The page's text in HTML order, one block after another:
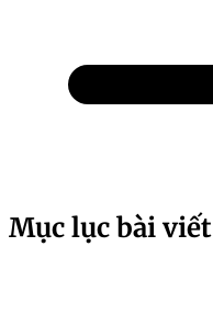
Mục lục bài viết